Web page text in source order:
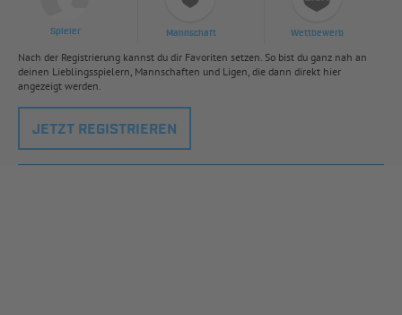
Spieler Mannschaft Wettbewerb
Nach der Registrierung kannst du dir Favoriten setzen. So bist du ganz nah an
deinen Lieblingsspielern, Mannschaften und Ligen, die dann direkt hier
angezeigt werden.
JETZT REGISTRIEREN